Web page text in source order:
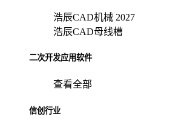
浩辰CAD机械 2027
浩辰CAD母线槽
二次开发应用软件
查看全部
信创行业